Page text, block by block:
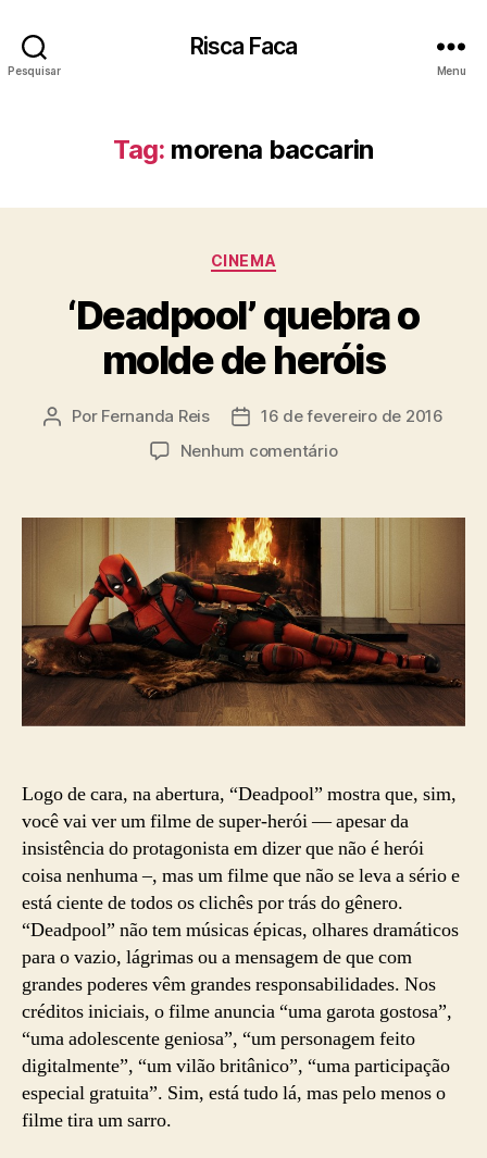
Pesquisar
Risca Faca
Menu
Tag: morena baccarin
Categorias
CINEMA
‘Deadpool’ quebra o
molde de heróis
Autor
Por Fernanda Reis
Data16 de fevereiro de 2016
Nenhum comentárioem
o
Logo de cara, na abertura, “Deadpool” mostra que, sim,
você vai ver um filme de super-herói — apesar da
insistência do protagonista em dizer que não é herói
coisa nenhuma –, mas um filme que não se leva a sério e
está ciente de todos os clichês por trás do gênero.
“Deadpool” não tem músicas épicas, olhares dramáticos
para o vazio, lágrimas ou a mensagem de que com
grandes poderes vêm grandes responsabilidades. Nos
créditos iniciais, o filme anuncia “uma garota gostosa”,
“uma adolescente geniosa”, “um personagem feito
digitalmente”, “um vilão britânico”, “uma participação
especial gratuita”. Sim, está tudo lá, mas pelo menos o
filme tira um sarro.